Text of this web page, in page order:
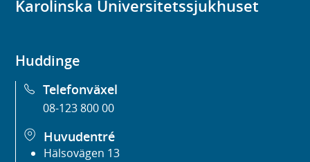
Karolinska Universitetssjukhuset
Huddinge
Telefonväxel
08-123 800 00
Huvudentré
Hälsovägen 13